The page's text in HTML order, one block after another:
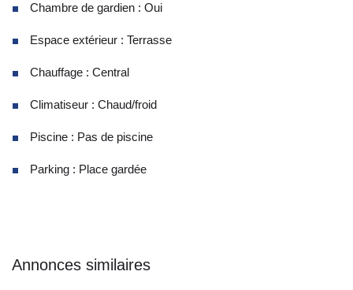
Chambre de gardien : Oui
Espace extérieur : Terrasse
Chauffage : Central
Climatiseur : Chaud/froid
Piscine : Pas de piscine
Parking : Place gardée
Annonces similaires